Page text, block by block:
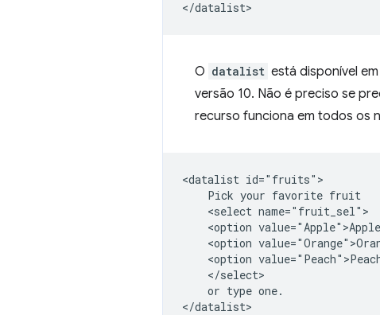
O datalist está disponível
versão 10. Não é preciso se
recurso funciona em todos os
<datalist id="fruits">
    Pick your favorite fruit
    <select name="fruit_sel">
<option
<option
<option
    </select>
    or type one.
</datalist>